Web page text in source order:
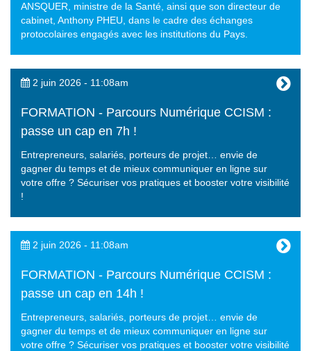
ANSQUER, ministre de la Santé, ainsi que son directeur de
cabinet, Anthony PHEU, dans le cadre des échanges
protocolaires engagés avec les institutions du Pays.
2 juin 2026 - 11:08am
FORMATION - Parcours Numérique CCISM :
passe un cap en 7h !
Entrepreneurs, salariés, porteurs de projet… envie de
gagner du temps et de mieux communiquer en ligne sur
votre offre ? Sécuriser vos pratiques et booster votre visibilité
!
2 juin 2026 - 11:08am
FORMATION - Parcours Numérique CCISM :
passe un cap en 14h !
Entrepreneurs, salariés, porteurs de projet… envie de
gagner du temps et de mieux communiquer en ligne sur
votre offre ? Sécuriser vos pratiques et booster votre visibilité